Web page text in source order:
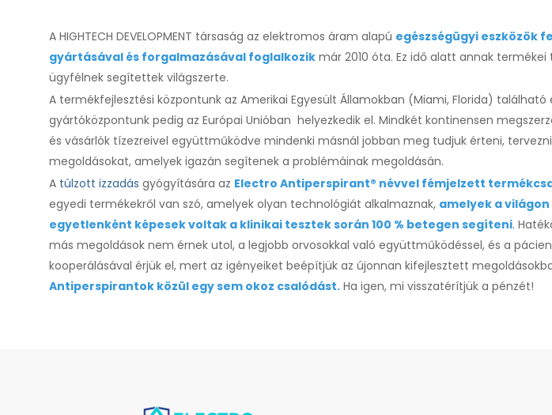
A HIGHTECH DEVELOPMENT társaság az elektromos áram alapú egészségügyi eszközök
gyártásával és forgalmazásával foglalkozik már 2010 óta. Ez idő alatt annak termékei
ügyfélnek segítettek világszerte.
A termékfejlesztési központunk az Amerikai Egyesült Államokban (Miami, Florida) található
gyártóközpontunk pedig az Európai Unióban helyezkedik el. Mindkét kontinensen
és vásárlók tízezreivel együttműködve mindenki másnál jobban meg tudjuk érteni,
megoldásokat, amelyek igazán segítenek a problémáinak megoldásán.
A túlzott izzadás gyógyítására az Electro Antiperspirant® névvel fémjelzett
egyedi termékekről van szó, amelyek olyan technológiát alkalmaznak, amelyek a
egyetlenként képesek voltak a klinikai tesztek során 100 % betegen segíteni.
más megoldások nem érnek utol, a legjobb orvosokkal való együttműködéssel, és a
kooperálásával érjük el, mert az igényeiket beépítjük az újonnan kifejlesztett
Antiperspirantok közül egy sem okoz csalódást. Ha igen, mi visszatérítjük a pénzét!